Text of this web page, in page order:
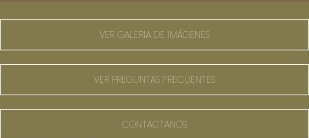
VER GALERIA DE IMÁGENES
VER PREGUNTAS FRECUENTES
CONTACTANOS